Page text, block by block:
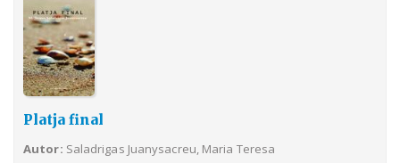
Platja final
Autor Saladrigas Juanysacreu, Maria Teresa